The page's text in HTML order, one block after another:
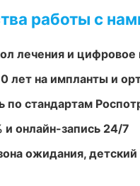
работы с
лечения и цифровое
лет на импланты и
по стандартам
и онлайн-запись 24/7
ожидания, детский